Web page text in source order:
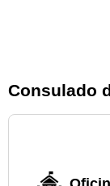
Consulado